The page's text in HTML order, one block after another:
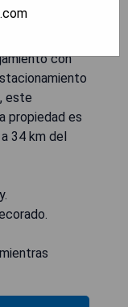
con
este
propiedad es
34 km del